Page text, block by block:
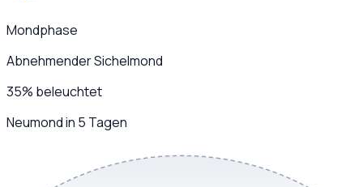
Mondphase
Abnehmender Sichelmond
35% beleuchtet
Neumond in 5 Tagen